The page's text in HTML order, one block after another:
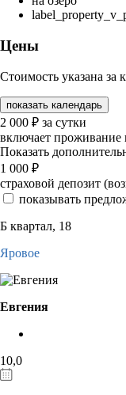
Цены
Стоимость указана за
показать календарь
2 000 ₽ за сутки
включает проживание
Показать
1 000 ₽
страховой депозит
показывать
Б квартал, 18
Яровое
Евгения
10,0